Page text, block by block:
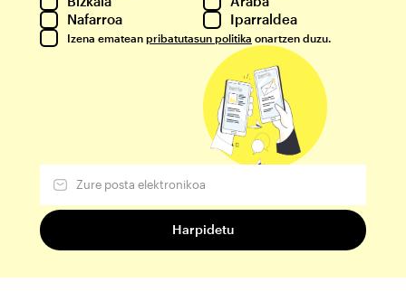
Nafarroa
Iparraldea
Izena ematean pribatutasun politika onartzen duzu.